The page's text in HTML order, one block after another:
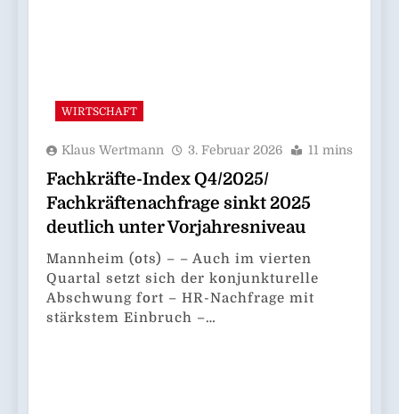
WIRTSCHAFT
Klaus Wertmann 3. Februar 2026 11 mins
Fachkräfte-Index Q4/2025/
Fachkräftenachfrage sinkt 2025
deutlich unter Vorjahresniveau
Mannheim (ots) – – Auch im vierten
Quartal setzt sich der konjunkturelle
Abschwung fort – HR-Nachfrage mit
stärkstem Einbruch –…